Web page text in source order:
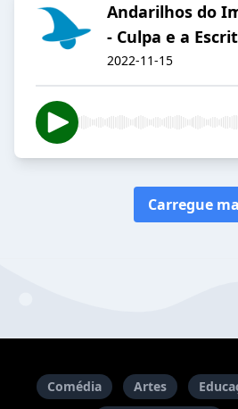
Andarilhos do
- Culpa e a
2022-11-15
Carregue
Comédia Artes